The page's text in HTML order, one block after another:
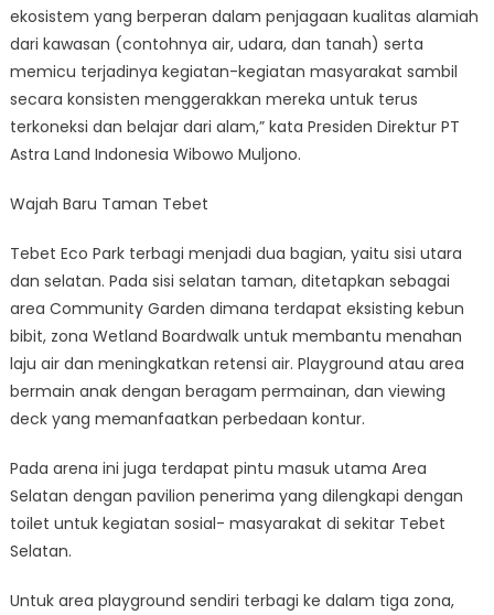
ekosistem yang berperan dalam penjagaan kualitas alamiah
dari kawasan (contohnya air, udara, dan tanah) serta
memicu terjadinya kegiatan-kegiatan masyarakat sambil
secara konsisten menggerakkan mereka untuk terus
terkoneksi dan belajar dari alam,” kata Presiden Direktur PT
Astra Land Indonesia Wibowo Muljono.
Wajah Baru Taman Tebet
Tebet Eco Park terbagi menjadi dua bagian, yaitu sisi utara
dan selatan. Pada sisi selatan taman, ditetapkan sebagai
area Community Garden dimana terdapat eksisting kebun
bibit, zona Wetland Boardwalk untuk membantu menahan
laju air dan meningkatkan retensi air. Playground atau area
bermain anak dengan beragam permainan, dan viewing
deck yang memanfaatkan perbedaan kontur.
Pada arena ini juga terdapat pintu masuk utama Area
Selatan dengan pavilion penerima yang dilengkapi dengan
toilet untuk kegiatan sosial- masyarakat di sekitar Tebet
Selatan.
Untuk area playground sendiri terbagi ke dalam tiga zona,